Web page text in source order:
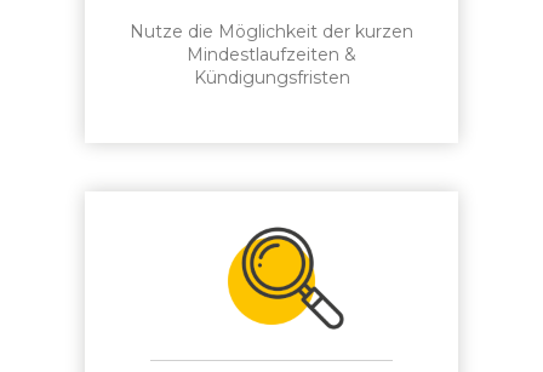
Nutze die Möglichkeit der kurzen
Mindestlaufzeiten &
Kündigungsfristen